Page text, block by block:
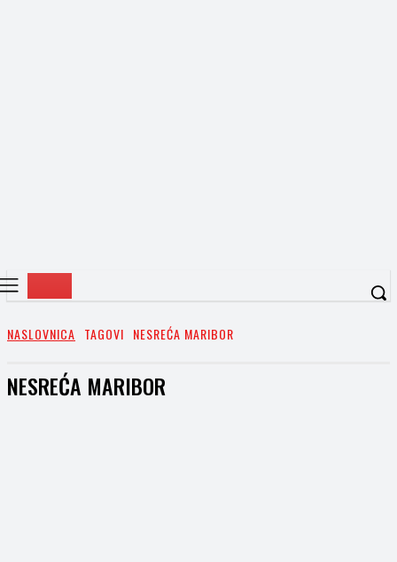
NASLOVNICA TAGOVI NESREĆA MARIBOR
NESREĆA MARIBOR